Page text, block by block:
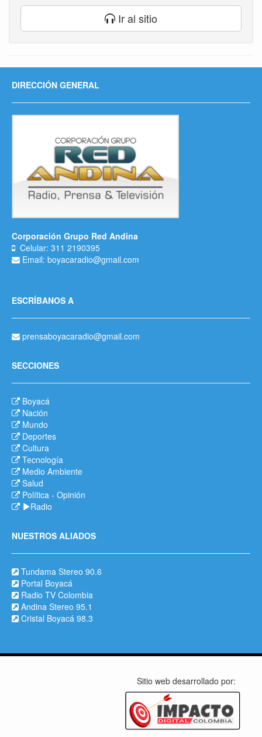
Ir al sitio
DIRECCIÓN GENERAL
Corporación Grupo Red Andina
Celular: 311 2190395
Email: boyacaradio@gmail.com
ESCRÍBANOS A
prensaboyacaradio@gmail.com
SECCIONES
Boyacá
Nación
Mundo
Deportes
Cultura
Tecnología
Medio Ambiente
Salud
Política - Opinión
Radio
NUESTROS ALIADOS
Tundama Stereo 90.6
Portal Boyacá
Radio TV Colombia
Andina Stereo 95.1
Cristal Boyacá 98.3
Sitio web desarrollado por: